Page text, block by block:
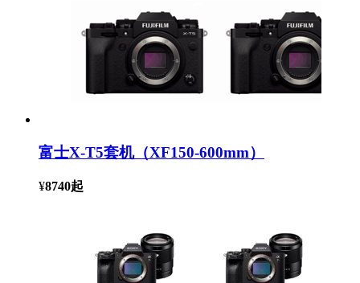
富士X-T5套机（XF150-600mm）
¥8740起